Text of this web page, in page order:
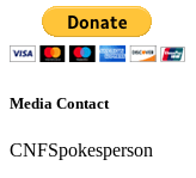
Media Contact
CNFSpokesperson